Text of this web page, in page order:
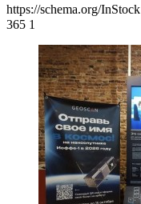
https://schema.org/InStock
365 1